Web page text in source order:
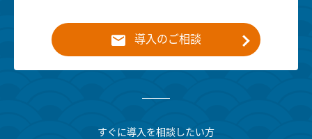
導入のご相談
すぐに導入を相談したい方